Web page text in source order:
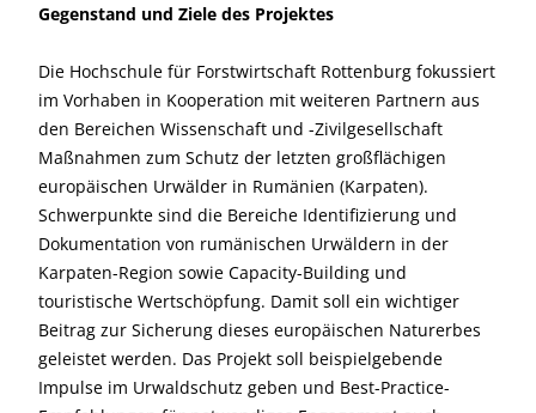
Gegenstand und Ziele des Projektes
Die Hochschule für Forstwirtschaft Rottenburg fokussiert
im Vorhaben in Kooperation mit weiteren Partnern aus
den Bereichen Wissenschaft und -Zivilgesellschaft
Maßnahmen zum Schutz der letzten großflächigen
europäischen Urwälder in Rumänien (Karpaten).
Schwerpunkte sind die Bereiche Identifizierung und
Dokumentation von rumänischen Urwäldern in der
Karpaten-Region sowie Capacity-Building und
touristische Wertschöpfung. Damit soll ein wichtiger
Beitrag zur Sicherung dieses europäischen Naturerbes
geleistet werden. Das Projekt soll beispielgebende
Impulse im Urwaldschutz geben und Best-Practice-